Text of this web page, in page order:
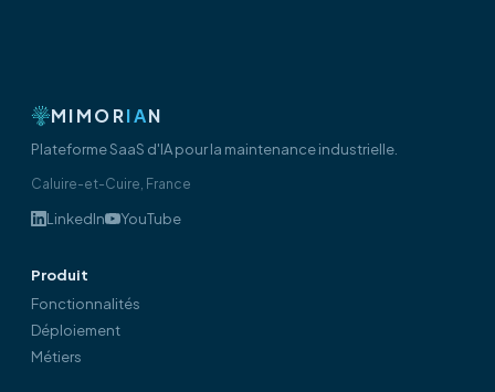
MIMORIAN
Plateforme SaaS d'IA pour la maintenance industrielle.
Caluire-et-Cuire, France
LinkedIn YouTube
Produit
Fonctionnalités
Déploiement
Métiers